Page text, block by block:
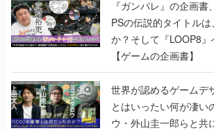
【ゲームの企画書】
世界が認めるゲームデ
とはいったい何が凄い
ウ・外山圭一郎らと共
れたこだわりを語り尽
画書】
【ゲームの企画書】『